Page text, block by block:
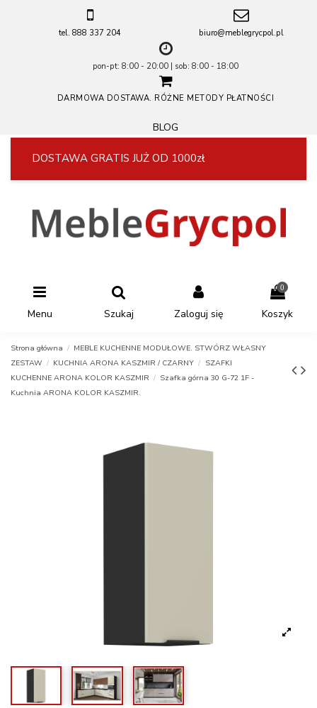
tel. 888 337 204 biuro@meblegrycpol.pl
pon-pt: 8:00 - 20:00 | sob: 8:00 - 18:00
DARMOWA DOSTAWA. RÓŻNE METODY PŁATNOŚCI
BLOG
DOSTAWA GRATIS JUŻ OD 1000zł
Menu Szukaj Zaloguj się
0
Koszyk
Strona główna
MEBLE KUCHENNE MODUŁOWE. STWÓRZ WŁASNY
ZESTAW
KUCHNIA ARONA KASZMIR / CZARNY
SZAFKI
KUCHENNE ARONA KOLOR KASZMIR
Szafka górna 30 G-72 1F -
Kuchnia ARONA KOLOR KASZMIR.